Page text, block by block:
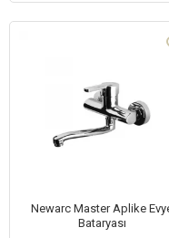
Newarc Master Aplike
Bataryası